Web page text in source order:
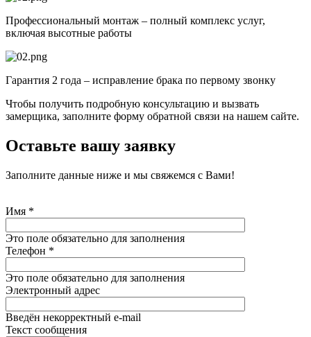
Профессиональный монтаж – полный комплекс услуг,
включая высотные работы
Гарантия 2 года – исправление брака по первому звонку
Чтобы получить подробную консультацию и вызвать
замерщика, заполните форму обратной связи на нашем сайте.
Оставьте вашу заявку
Заполните данные ниже и мы свяжемся с Вами!
Имя *
Это поле обязательно для заполнения
Телефон *
Это поле обязательно для заполнения
Электронный адрес
Введён некорректный e-mail
Текст сообщения